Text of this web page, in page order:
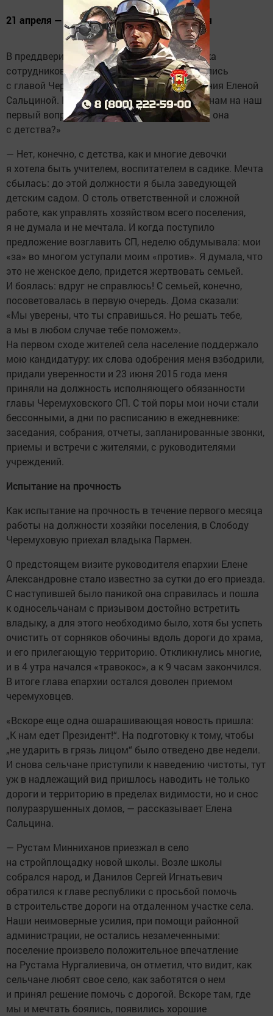
21 апреля — День местного самоуправления
В преддверии профессионального праздника
сотрудников муниципалитетов мы встретились
с главой Черемуховского сельского поселения Еленой
Сальциной. Елена Александровна ответила нам на наш
первый вопрос: «О такой ли работе мечтала она
с детства?»
— Нет, конечно, с детства, как и многие девочки
я хотела быть учителем, воспитателем в садике. Мечта
сбылась: до этой должности я была заведующей
детским садом. О столь ответственной и сложной
работе, как управлять хозяйством всего поселения,
я не думала и не мечтала. И когда поступило
предложение возглавить СП, неделю обдумывала: мои
«за» во многом уступали моим «против». Я думала, что
это не женское дело, придется жертвовать семьей.
И боялась: вдруг не справлюсь! С семьей, конечно,
посоветовалась в первую очередь. Дома сказали:
«Мы уверены, что ты справишься. Но решать тебе,
а мы в любом случае тебе поможем».
На первом сходе жителей села население поддержало
мою кандидатуру: их слова одобрения меня взбодрили,
придали уверенности и 23 июня 2015 года меня
приняли на должность исполняющего обязанности
главы Черемуховского СП. С той поры мои ночи стали
бессонными, а дни по расписанию в ежедневнике:
заседания, собрания, отчеты, запланированные звонки,
приемы и встречи с жителями, с руководителями
учреждений.
Испытание на прочность
Как испытание на прочность в течение первого месяца
работы на должности хозяйки поселения, в Слободу
Черемуховую приехал владыка Пармен.
О предстоящем визите руководителя епархии Елене
Александровне стало известно за сутки до его приезда.
С наступившей было паникой она справилась и пошла
к односельчанам с призывом достойно встретить
владыку, а для этого необходимо было, хотя бы успеть
очистить от сорняков обочины вдоль дороги до храма,
и его прилегающую территорию. Откликнулись многие,
и в 4 утра начался «травокос», а к 9 часам закончился.
В итоге глава епархии остался доволен приемом
черемуховцев.
«Вскоре еще одна ошарашивающая новость пришла:
„К нам едет Президент!“. На подготовку к тому, чтобы
„не ударить в грязь лицом“ было отведено две недели.
И снова сельчане приступили к наведению чистоты, тут
уж в надлежащий вид пришлось наводить не только
дороги и территорию в пределах видимости, но и снос
полуразрушенных домов, — рассказывает Елена
Сальцина.
— Рустам Минниханов приезжал в село
на стройплощадку новой школы. Возле школы
собрался народ, и Данилов Сергей Игнатьевич
обратился к главе республики с просьбой помочь
в строительстве дороги на отдаленном участке села.
Наши неимоверные усилия, при помощи районной
администрации, не остались незамеченными:
поселение произвело положительное впечатление
на Рустама Нургалиевича, он отметил, что видит, как
сельчане любят свое село, как заботятся о нем
и принял решение помочь с дорогой. Вскоре там, где
мы и мечтать боялись, появились хорошие